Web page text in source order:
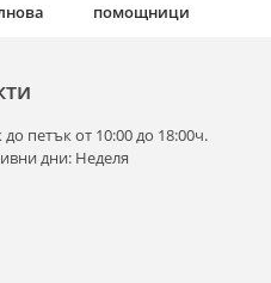
помощници
петък от 10:00 до 18:00ч.
дни: Неделя